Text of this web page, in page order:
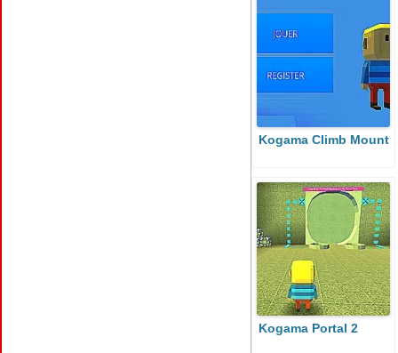
Kogama Climb Mount
Kogama Portal 2